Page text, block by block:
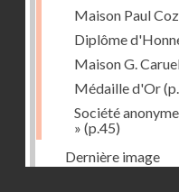
Maison Paul
Diplôme
Maison G.
Médaille d'Or
Société
» (p.45)
Dernière image